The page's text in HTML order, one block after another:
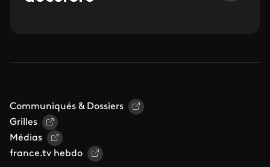
Communiqués & Dossiers
Grilles
Médias
france.tv hebdo